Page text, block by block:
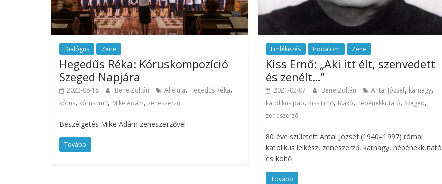
Dialógus Zene
Hegedűs Réka: Kóruskompozíció
Szeged Napjára
2022-08-18 Bene Zoltán Alleluja, Hegedűs Réka,
kórus, kórusnmű, Mike Ádám, zeneszerző
Beszélgetés Mike Ádám zeneszerzővel
Tovább
Emlékezés Irodalom Zene
Kiss Ernő: „Aki itt élt, szenvedett
és zenélt…”
2021-02-07 Bene Zoltán Antal József, karnagy,
katolikus pap, Kiss Ernő, Makó, népénekkutató, Szeged,
zeneszerző
80 éve született Antal József (1940–1997) római
katolikus lelkész, zeneszerző, karnagy, népénekkutató
és költő
Tovább